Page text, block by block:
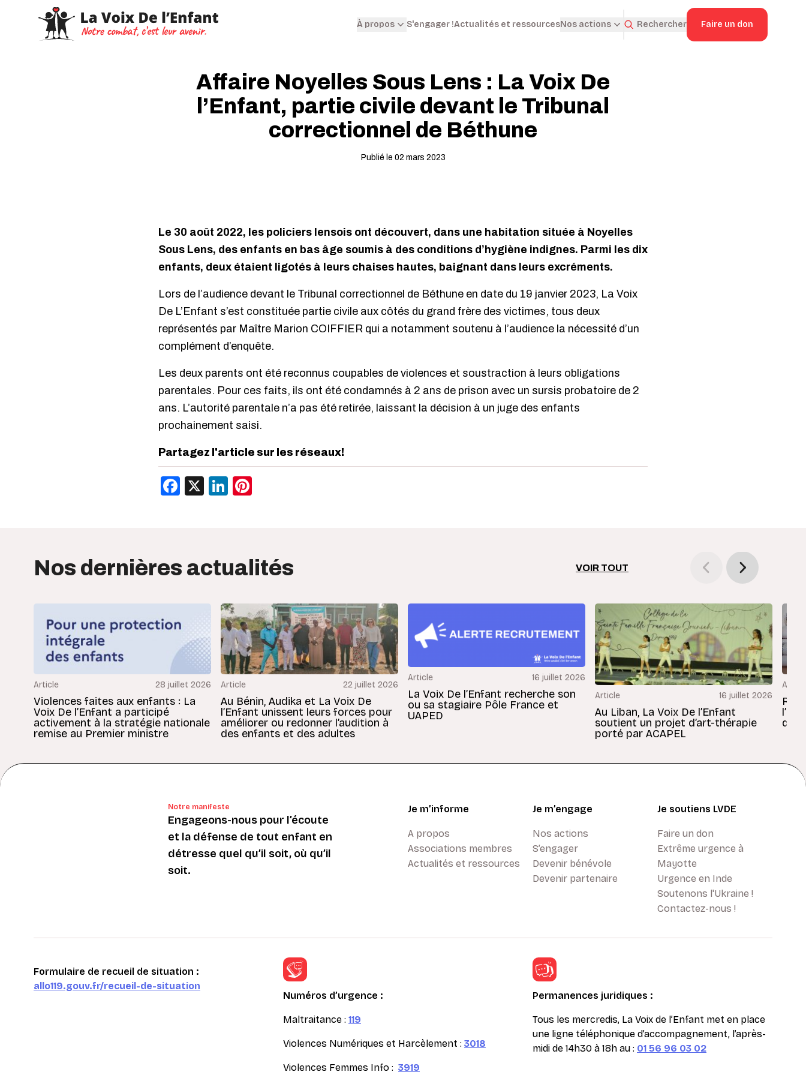
À propos S'engager !Actualités et ressourcesNos actions Rechercher Faire un don
Affaire Noyelles Sous Lens : La Voix De
l’Enfant, partie civile devant le Tribunal
correctionnel de Béthune
Publié le 02 mars 2023
Le 30 août 2022, les policiers lensois ont découvert, dans une habitation située à Noyelles
Sous Lens, des enfants en bas âge soumis à des conditions d’hygiène indignes. Parmi les dix
enfants, deux étaient ligotés à leurs chaises hautes, baignant dans leurs excréments.
Lors de l’audience devant le Tribunal correctionnel de Béthune en date du 19 janvier 2023, La Voix
De L’Enfant s’est constituée partie civile aux côtés du grand frère des victimes, tous deux
représentés par Maître Marion COIFFIER qui a notamment soutenu à l’audience la nécessité d’un
complément d’enquête.
Les deux parents ont été reconnus coupables de violences et soustraction à leurs obligations
parentales. Pour ces faits, ils ont été condamnés à 2 ans de prison avec un sursis probatoire de 2
ans. L’autorité parentale n’a pas été retirée, laissant la décision à un juge des enfants
prochainement saisi.
Partagez l'article sur les réseaux!
Facebook
X LinkedIn
Nos dernières actualités VOIR TOUT
Article 28 juillet 2026
Violences faites aux enfants : La
Voix De l’Enfant a participé
activement à la stratégie nationale
remise au Premier ministre
Article 22 juillet 2026
Au Bénin, Audika et La Voix De
l’Enfant unissent leurs forces pour
améliorer ou redonner l’audition à
des enfants et des adultes
Article 16 juillet 2026
La Voix De l’Enfant recherche son
ou sa stagiaire Pôle France et
UAPED
Article 16 juillet 2026
Au Liban, La Voix De l’Enfant
soutient un projet d’art-thérapie
porté par ACAPEL
Notre manifeste
Engageons-nous pour l’écoute
et la défense de tout enfant en
détresse quel qu’il soit, où qu’il
soit.
Je m’informe
A propos
Associations membres
Actualités et ressources
Je m’engage
Nos actions
S’engager
Devenir bénévole
Devenir partenaire
Je soutiens LVDE
Faire un don
Extrême urgence à
Mayotte
Urgence en Inde
Soutenons l'Ukraine !
Contactez-nous !
Formulaire de recueil de situation :
allo119.gouv.fr/recueil-de-situation
Numéros d’urgence :
Maltraitance : 119
Violences Numériques et Harcèlement : 3018
Violences Femmes Info : 3919
Permanences juridiques :
Tous les mercredis, La Voix de l’Enfant met en place
une ligne téléphonique d’accompagnement, l’après-
midi de 14h30 à 18h au : 01 56 96 03 02